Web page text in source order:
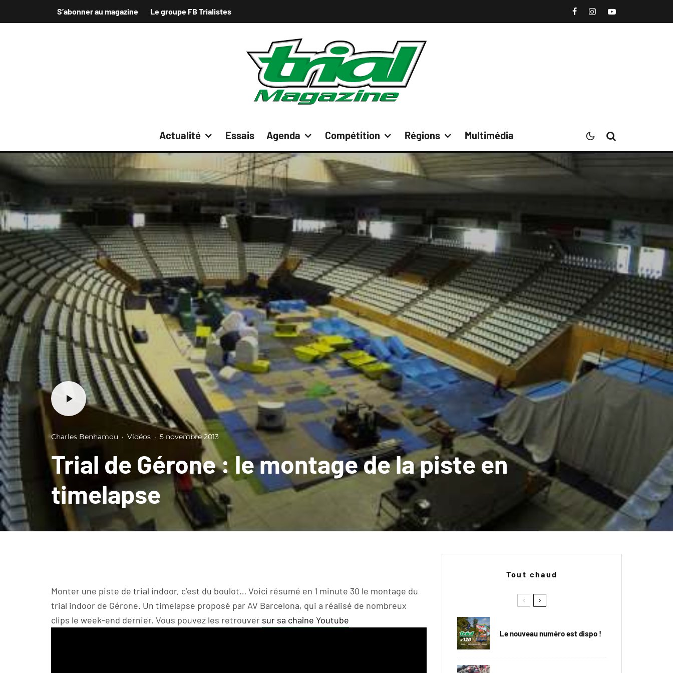
S’abonner au magazine Le groupe FB Trialistes
Actualité Essais Agenda Compétition Régions Multimédia
Charles Benhamou · Vidéos · 5 novembre 2013
Trial de Gérone : le montage de la piste en
timelapse
Monter une piste de trial indoor, c’est du boulot… Voici résumé en 1 minute 30 le montage du
trial indoor de Gérone. Un timelapse proposé par AV Barcelona, qui a réalisé de nombreux
clips le week-end dernier. Vous pouvez les retrouver sur sa chaîne Youtube
Tout chaud
Le nouveau numéro est dispo !